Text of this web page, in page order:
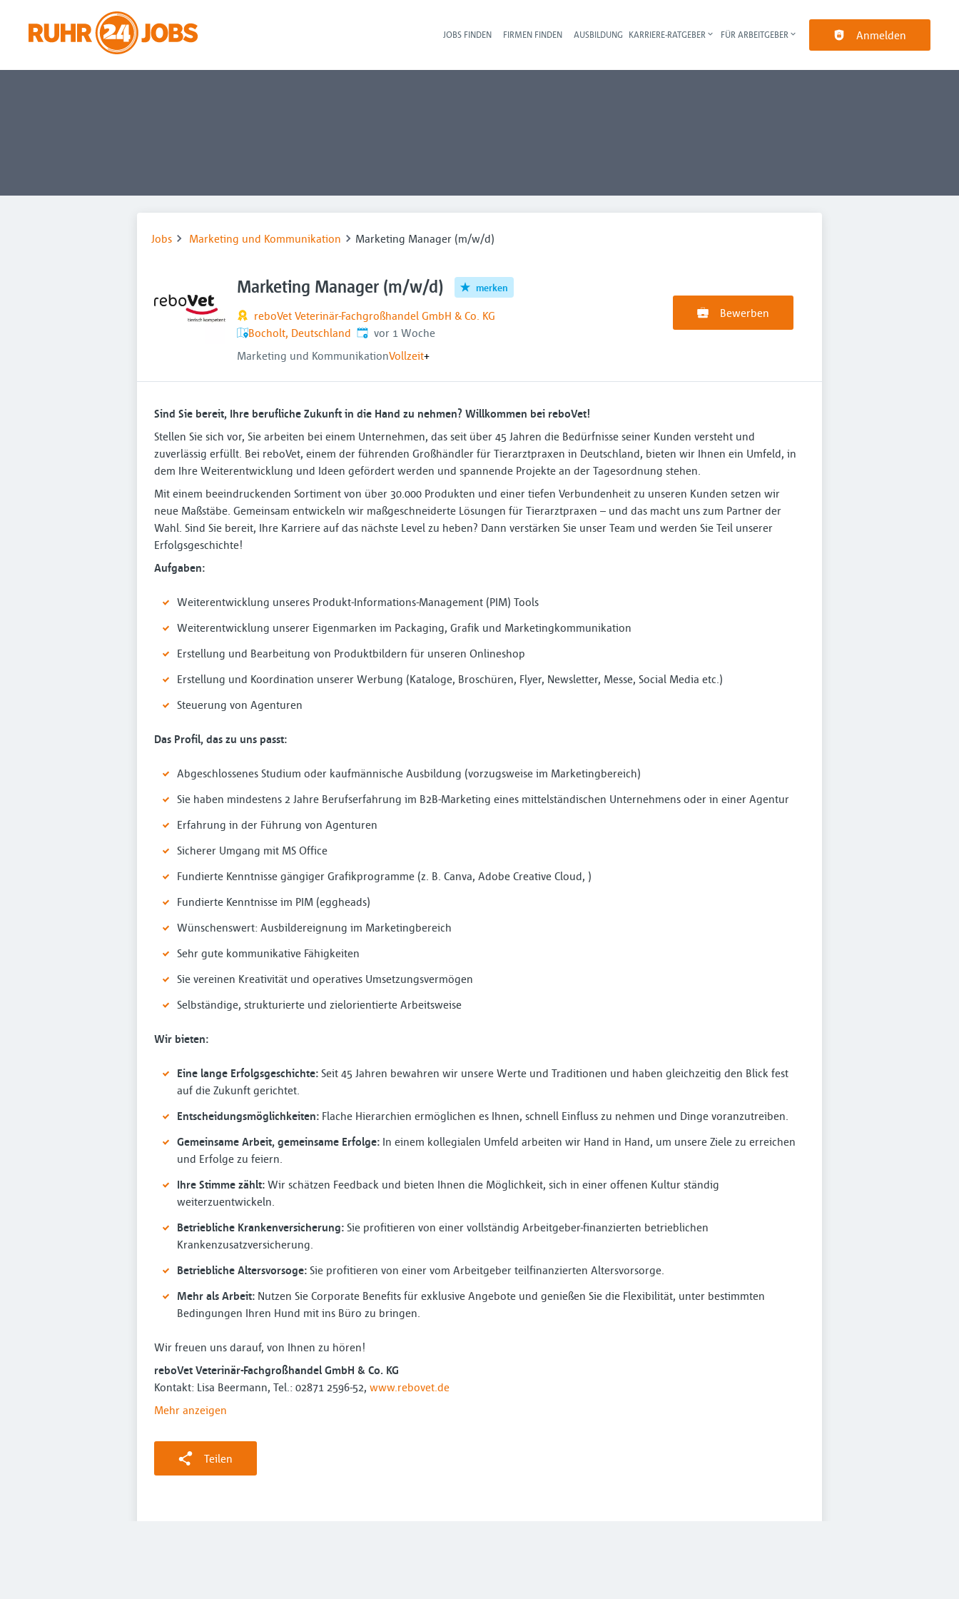
Haupt-Navigation
JOBS FINDEN FIRMEN FINDEN AUSBILDUNG KARRIERE-RATGEBER FÜR ARBEITGEBER Anmelden
Jobs Marketing und Kommunikation Marketing Manager (m/w/d)
Marketing Manager (m/w/d) merken
reboVet Veterinär-Fachgroßhandel GmbH & Co. KG
Bocholt, Deutschland Veröffentlicht:
vor 1 Woche
Marketing und KommunikationVollzeit+
Bewerben
Sind Sie bereit, Ihre berufliche Zukunft in die Hand zu nehmen? Willkommen bei reboVet!
Stellen Sie sich vor, Sie arbeiten bei einem Unternehmen, das seit über 45 Jahren die Bedürfnisse seiner Kunden versteht und
zuverlässig erfüllt. Bei reboVet, einem der führenden Großhändler für Tierarztpraxen in Deutschland, bieten wir Ihnen ein Umfeld, in
dem Ihre Weiterentwicklung und Ideen gefördert werden und spannende Projekte an der Tagesordnung stehen.
Mit einem beeindruckenden Sortiment von über 30.000 Produkten und einer tiefen Verbundenheit zu unseren Kunden setzen wir
neue Maßstäbe. Gemeinsam entwickeln wir maßgeschneiderte Lösungen für Tierarztpraxen – und das macht uns zum Partner der
Wahl. Sind Sie bereit, Ihre Karriere auf das nächste Level zu heben? Dann verstärken Sie unser Team und werden Sie Teil unserer
Erfolgsgeschichte!
Aufgaben:
Weiterentwicklung unseres Produkt-Informations-Management (PIM) Tools
Weiterentwicklung unserer Eigenmarken im Packaging, Grafik und Marketingkommunikation
Erstellung und Bearbeitung von Produktbildern für unseren Onlineshop
Erstellung und Koordination unserer Werbung (Kataloge, Broschüren, Flyer, Newsletter, Messe, Social Media etc.)
Steuerung von Agenturen
Das Profil, das zu uns passt:
Abgeschlossenes Studium oder kaufmännische Ausbildung (vorzugsweise im Marketingbereich)
Sie haben mindestens 2 Jahre Berufserfahrung im B2B-Marketing eines mittelständischen Unternehmens oder in einer Agentur
Erfahrung in der Führung von Agenturen
Sicherer Umgang mit MS Office
Fundierte Kenntnisse gängiger Grafikprogramme (z. B. Canva, Adobe Creative Cloud, )
Fundierte Kenntnisse im PIM (eggheads)
Wünschenswert: Ausbildereignung im Marketingbereich
Sehr gute kommunikative Fähigkeiten
Sie vereinen Kreativität und operatives Umsetzungsvermögen
Selbständige, strukturierte und zielorientierte Arbeitsweise
Wir bieten:
Eine lange Erfolgsgeschichte: Seit 45 Jahren bewahren wir unsere Werte und Traditionen und haben gleichzeitig den Blick fest
auf die Zukunft gerichtet.
Entscheidungsmöglichkeiten: Flache Hierarchien ermöglichen es Ihnen, schnell Einfluss zu nehmen und Dinge voranzutreiben.
Gemeinsame Arbeit, gemeinsame Erfolge: In einem kollegialen Umfeld arbeiten wir Hand in Hand, um unsere Ziele zu erreichen
und Erfolge zu feiern.
Ihre Stimme zählt: Wir schätzen Feedback und bieten Ihnen die Möglichkeit, sich in einer offenen Kultur ständig
weiterzuentwickeln.
Betriebliche Krankenversicherung: Sie profitieren von einer vollständig Arbeitgeber-finanzierten betrieblichen
Krankenzusatzversicherung.
Betriebliche Altersvorsoge: Sie profitieren von einer vom Arbeitgeber teilfinanzierten Altersvorsorge.
Mehr als Arbeit: Nutzen Sie Corporate Benefits für exklusive Angebote und genießen Sie die Flexibilität, unter bestimmten
Bedingungen Ihren Hund mit ins Büro zu bringen.
Wir freuen uns darauf, von Ihnen zu hören!
reboVet Veterinär-Fachgroßhandel GmbH & Co. KG
Kontakt: Lisa Beermann, Tel.: 02871 2596-52, www.rebovet.de
Mehr anzeigen
Teilen